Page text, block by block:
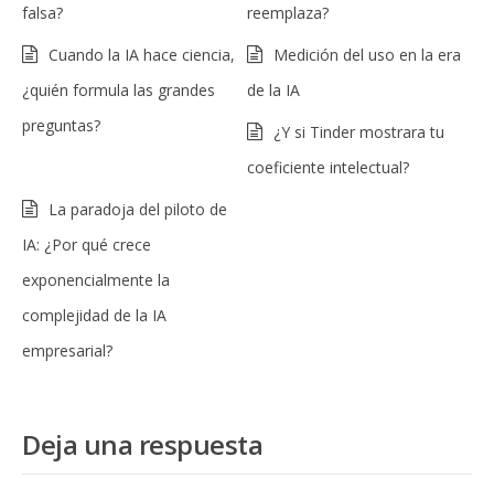
falsa?
reemplaza?
Cuando la IA hace ciencia,
¿quién formula las grandes
preguntas?
Medición del uso en la era
de la IA
¿Y si Tinder mostrara tu
coeficiente intelectual?
La paradoja del piloto de
IA: ¿Por qué crece
exponencialmente la
complejidad de la IA
empresarial?
Deja una respuesta